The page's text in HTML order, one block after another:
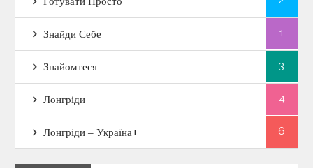
Знайди Себе 1
Знайомтеся 3
Лонгріди 4
Лонгріди – Україна+ 6